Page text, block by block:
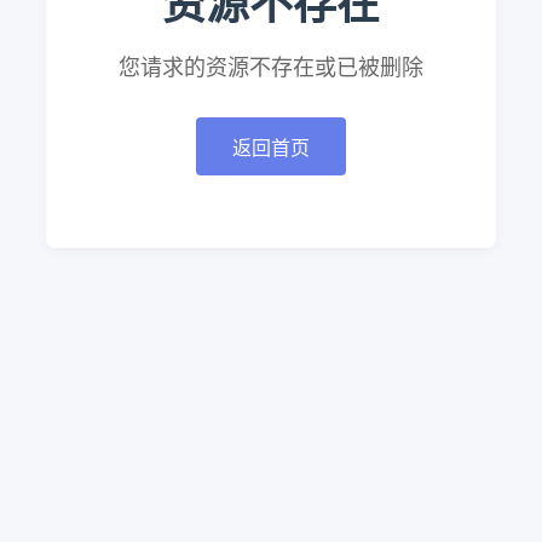
您请求的资源不存在或已被删除
返回首页